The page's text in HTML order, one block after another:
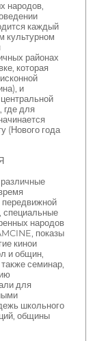
народов,
каждый
культурном
районах
которая
и
где для
(Нового года
передвижной
специальные
народов
показы
кинои
и общин,
семинар,
для
школьного
общины